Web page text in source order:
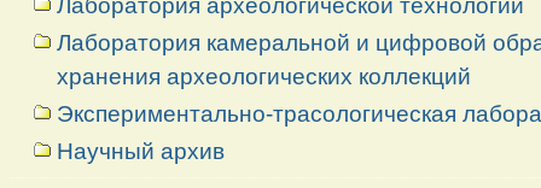
Лаборатория камеральной и цифровой
хранения археологических коллекций
Экспериментально-трасологическая
Научный архив